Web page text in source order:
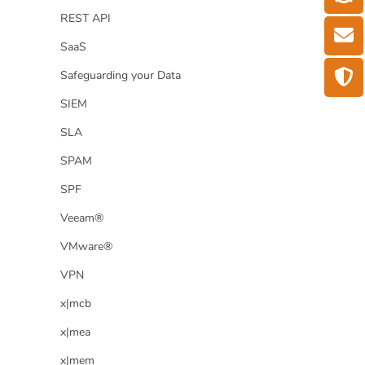
REST API
SaaS
Safeguarding your Data
SIEM
SLA
SPAM
SPF
Veeam®
VMware®
VPN
x|mcb
x|mea
x|mem